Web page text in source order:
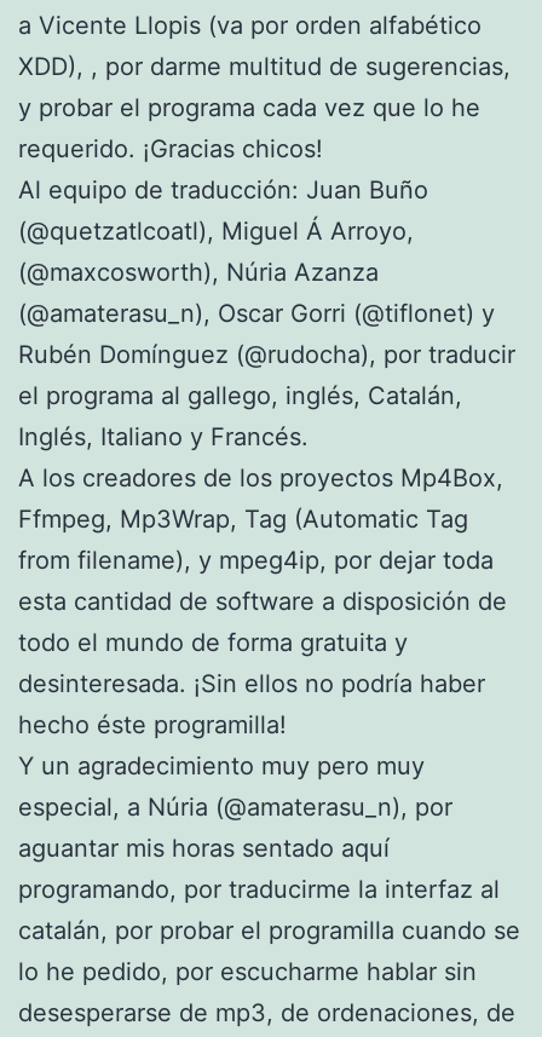
a Vicente Llopis (va por orden alfabético
XDD), , por darme multitud de sugerencias,
y probar el programa cada vez que lo he
requerido. ¡Gracias chicos!
Al equipo de traducción: Juan Buño
(@quetzatlcoatl), Miguel Á Arroyo,
(@maxcosworth), Núria Azanza
(@amaterasu_n), Oscar Gorri (@tiflonet) y
Rubén Domínguez (@rudocha), por traducir
el programa al gallego, inglés, Catalán,
Inglés, Italiano y Francés.
A los creadores de los proyectos Mp4Box,
Ffmpeg, Mp3Wrap, Tag (Automatic Tag
from filename), y mpeg4ip, por dejar toda
esta cantidad de software a disposición de
todo el mundo de forma gratuita y
desinteresada. ¡Sin ellos no podría haber
hecho éste programilla!
Y un agradecimiento muy pero muy
especial, a Núria (@amaterasu_n), por
aguantar mis horas sentado aquí
programando, por traducirme la interfaz al
catalán, por probar el programilla cuando se
lo he pedido, por escucharme hablar sin
desesperarse de mp3, de ordenaciones, de